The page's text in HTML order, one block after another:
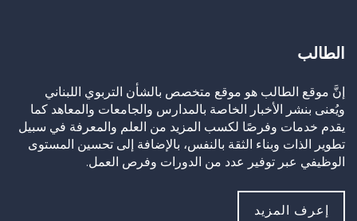
الطالب
إنَّ موقع الطالب هو موقع متخصص بالشأن التربوي اللبناني
ويُعنى بنشر الأخبار الخاصة بالمدارس والجامعات والمعاهد كما
يقدم خدمات وفرصًا لكسب المزيد من العلم والمعرفة في سبيل
تطوير الذات وبناء الثقة بالنفس، بالإضافة إلى تحسين المستوى
الوظيفي عبر توفير عدد من الدورات وفرص العمل.
إعرف المزيد